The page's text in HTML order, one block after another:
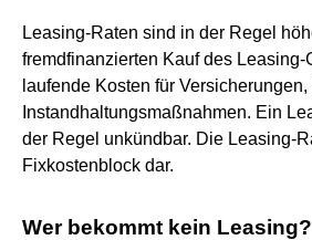
Leasing-Raten sind in der Regel
fremdfinanzierten Kauf des Leasing-
laufende Kosten für
Instandhaltungsmaßnahmen. Ein
der Regel unkündbar. Die Leasing-
Fixkostenblock dar.
Wer bekommt kein Leasing?